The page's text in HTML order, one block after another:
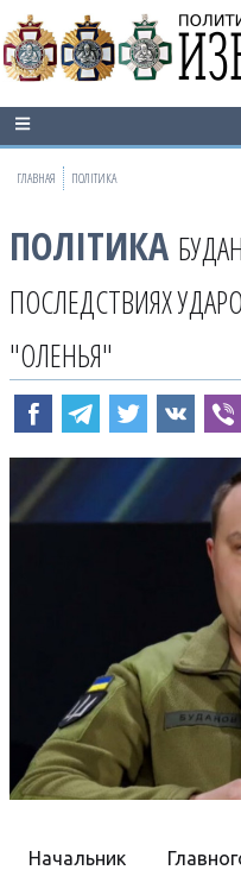
ГЛАВНАЯ ПОЛІТИКА
ПОЛІТИКА
ПОСЛЕДСТВИЯХ
"ОЛЕНЬЯ"
Начальник